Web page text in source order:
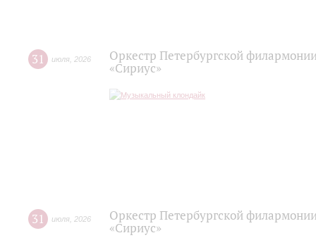
31 июля 2026
Оркестр Петербургской
«Сириус»
31 июля 2026
Оркестр Петербургской
«Сириус»